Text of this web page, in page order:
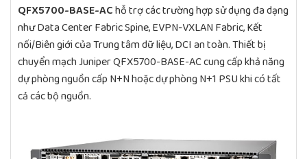
QFX5700-BASE-AChỗ trợ các trường hợp sử dụng đa dạng
như Data Center Fabric Spine, EVPN-VXLAN Fabric, Kết
nối/Biên giới của Trung tâm dữ liệu, DCI an toàn. Thiết bị
chuyển mạch Juniper QFX5700-BASE-AC cung cấp khả năng
dự phòng nguồn cấp N+N hoặc dự phòng N+1 PSU khi có tất
cả các bộ nguồn.